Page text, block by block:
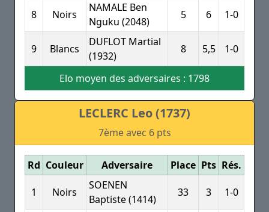
Elo moyen des adversaires : 1798
8 Noirs
NAMALE Ben
Nguku (2048)
5 6 1-0
9 Blancs
DUFLOT Martial
(1932)
8 5,5 1-0
LECLERC Leo (1737)
7ème avec 6 pts
Rd Couleur Adversaire Place Pts Rés.
1 Noirs
SOENEN
Baptiste (1414)
33 3 1-0